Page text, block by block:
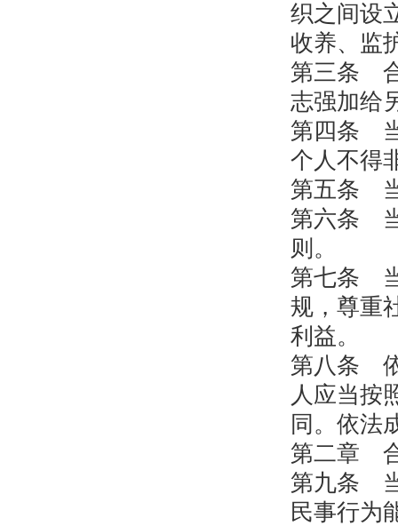
织之间设
收养、监
第三条
志强加给
第四条
个人不得
第五条
第六条
则。
第七条
规，尊重
利益。
第八条
人应当按
同。依法
第二章
第九条
民事行为